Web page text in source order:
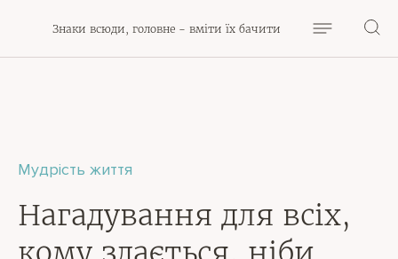
Знаки всюди, головне - вміти їх бачити
Мудрість життя
Нагадування для всіх,